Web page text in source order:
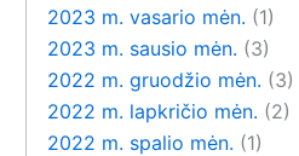
2023 m. vasario mėn. (1)
2023 m. sausio mėn. (3)
2022 m. gruodžio mėn. (3)
2022 m. lapkričio mėn. (2)
2022 m. spalio mėn. (1)